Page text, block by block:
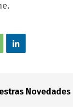
Novedades